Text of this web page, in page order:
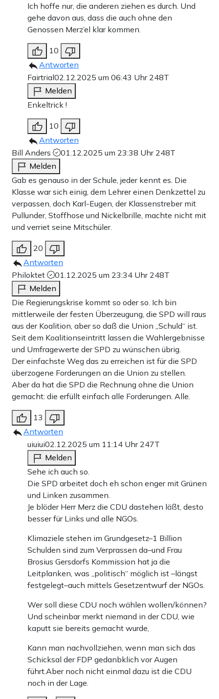
Ich hoffe nur, die anderen ziehen es durch. Und
gehe davon aus, dass die auch ohne den
Genossen Merz’el klar kommen.
10
Antworten
Fairtrial02.12.2025 um 06:43 Uhr 248T
Melden
Enkeltrick !
10
Antworten
Bill Anders
01.12.2025 um 23:38 Uhr 248T
Melden
Gab es genauso in der Schule, jeder kennt es. Die
Klasse war sich einig, dem Lehrer einen Denkzettel zu
verpassen, doch Karl-Eugen, der Klassenstreber mit
Pullunder, Stoffhose und Nickelbrille, machte nicht mit
und verriet seine Mitschüler.
20
Antworten
Philoktet
01.12.2025 um 23:34 Uhr 248T
Melden
Die Regierungskrise kommt so oder so. Ich bin
mittlerweile der festen Überzeugung, die SPD will raus
aus der Koalition, aber so daß die Union „Schuld“ ist.
Seit dem Koalitionseintritt lassen die Wahlergebnisse
und Umfragewerte der SPD zu wünschen übrig.
Der einfachste Weg das zu erreichen ist für die SPD
überzogene Forderungen an die Union zu stellen.
Aber da hat die SPD die Rechnung ohne die Union
gemacht: die erfüllt einfach alle Forderungen. Alle.
13
Antworten
uiuiui02.12.2025 um 11:14 Uhr 247T
Melden
Sehe ich auch so.
Die SPD arbeitet doch eh schon enger mit Grünen
und Linken zusammen.
Je blöder Herr Merz die CDU dastehen läßt, desto
besser für Links und alle NGOs.
Klimaziele stehen im Grundgesetz–1 Billion
Schulden sind zum Verprassen da–und Frau
Brosius Gersdorfs Kommission hat ja die
Leitplanken, was „politisch“ möglich ist –längst
festgelegt–auch mittels Gesetzentwurf der NGOs.
Wer soll diese CDU noch wählen wollen/können?
Und scheinbar merkt niemand in der CDU, wie
kaputt sie bereits gemacht wurde,
Kann man nachvollziehen, wenn man sich das
Schicksal der FDP gedanbklich vor Augen
führt.Aber noch nicht einmal dazu ist die CDU
noch in der Lage.